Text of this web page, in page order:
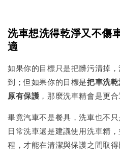
洗車想洗得乾淨又不傷
適
如果你的目標只是把髒污清掉
到；但如果你的目標是把車洗
原有保護 ，那麼洗車精會是更合
畢竟汽車不是餐具，洗車也不
日常洗車還是建議使用洗車精
程，才能在清潔與保護之間取得